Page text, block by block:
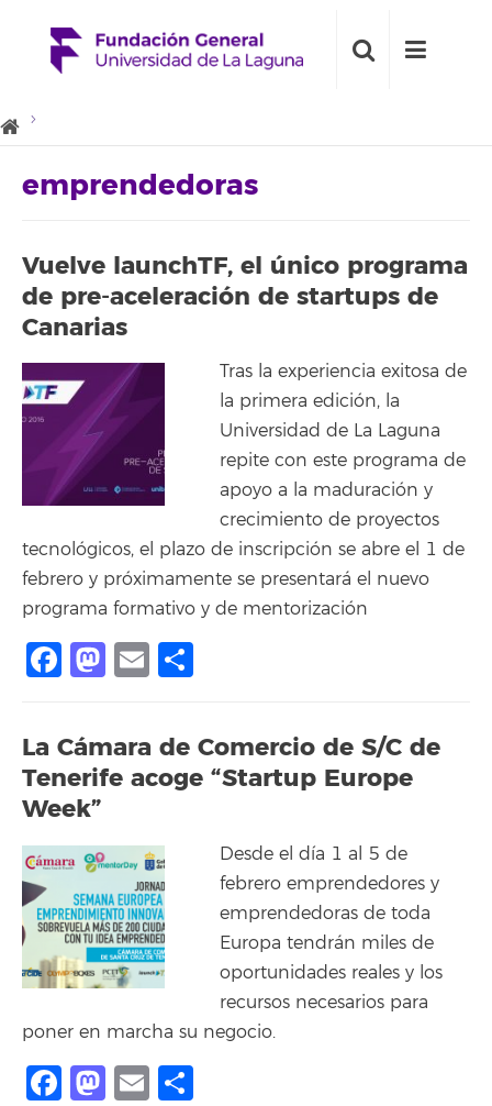
emprendedoras
Vuelve launchTF, el único programa
de pre-aceleración de startups de
Canarias
Tras la experiencia exitosa de
la primera edición, la
Universidad de La Laguna
repite con este programa de
apoyo a la maduración y
crecimiento de proyectos
tecnológicos, el plazo de inscripción se abre el 1 de
febrero y próximamente se presentará el nuevo
programa formativo y de mentorización
Facebook
Mastodon
Email
La Cámara de Comercio de S/C de
Tenerife acoge “Startup Europe
Week”
Desde el día 1 al 5 de
febrero emprendedores y
emprendedoras de toda
Europa tendrán miles de
oportunidades reales y los
recursos necesarios para
poner en marcha su negocio.
Facebook
Mastodon
Email